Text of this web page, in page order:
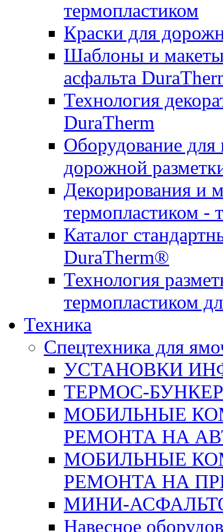
термопластиком
Краски для
Шаблоны и макеты
асфальта
Технология
DuraTherm
Оборудование для
дорожной
Декорирования и
термопластиком -
Каталог
DuraTherm®
Технология
термопластиком
Техника
Спецтехника для
УСТАНОВКИ
ТЕРМОС-
МОБИЛЬНЫЕ
РЕМОНТА НА
МОБИЛЬНЫЕ
РЕМОНТА НА
МИНИ-
Навесное